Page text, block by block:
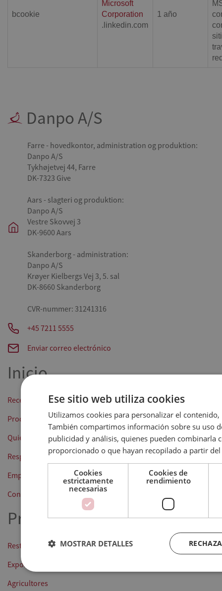
bcookie
Microsoft
Corporation
.linkedin.com
1 año
Danpo A/S
Farre - hovedkontor, administration og produktion:
Danpo A/S
Tykhøjetvej 44, Farre
DK-7323 Give
Aars - slagteri og produktion:
Danpo A/S
Vestre Skovvej 3
DK-9600 Aars
Skanderborg - administration:
Danpo A/S
Krøyer Kielbergs Vej 3, 5. sal
DK-8660 Skanderborg
CVR-nummer: 31241316
+45 7211 5555
Enviar correo electrónico
Inicio
Recetas
Productos
Quiénes somos
Responsabilidad
Empleo y carrera profesional
Contáctanos
Profesional
Restauración
Exportación
Agricultores
Ese sitio web utiliza cookies
Utilizamos cookies para personalizar el
También compartimos información sobre su uso
publicidad y análisis, quienes pueden combinarla
proporcionado o que hayan recopilado a partir
Cookies
estrictamente
necesarias
Cookies de
rendimiento
MOSTRAR DETALLES